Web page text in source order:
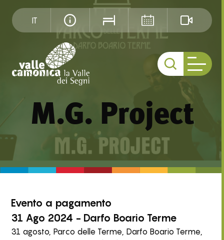
IT
M.G. Project
Evento a pagamento
31 Ago 2024 - Darfo Boario Terme
31 agosto, Parco delle Terme, Darfo Boario Terme,